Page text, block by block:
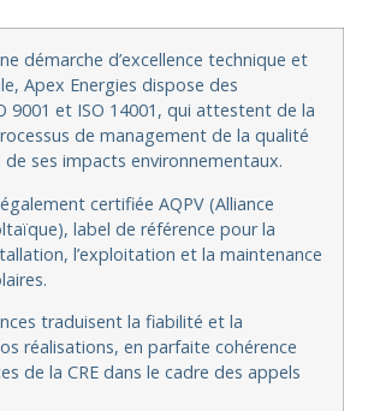
démarche d’excellence technique et
Apex Energies dispose des
9001 et ISO 14001, qui attestent de la
de management de la qualité
ses impacts environnementaux.
certifiée AQPV (Alliance
label de référence pour la
l’exploitation et la maintenance
traduisent la fiabilité et la
réalisations, en parfaite cohérence
de la CRE dans le cadre des appels